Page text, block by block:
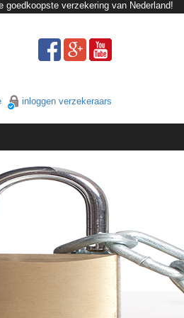
goedkoopste verzekering van Nederland!
inloggen verzekeraars